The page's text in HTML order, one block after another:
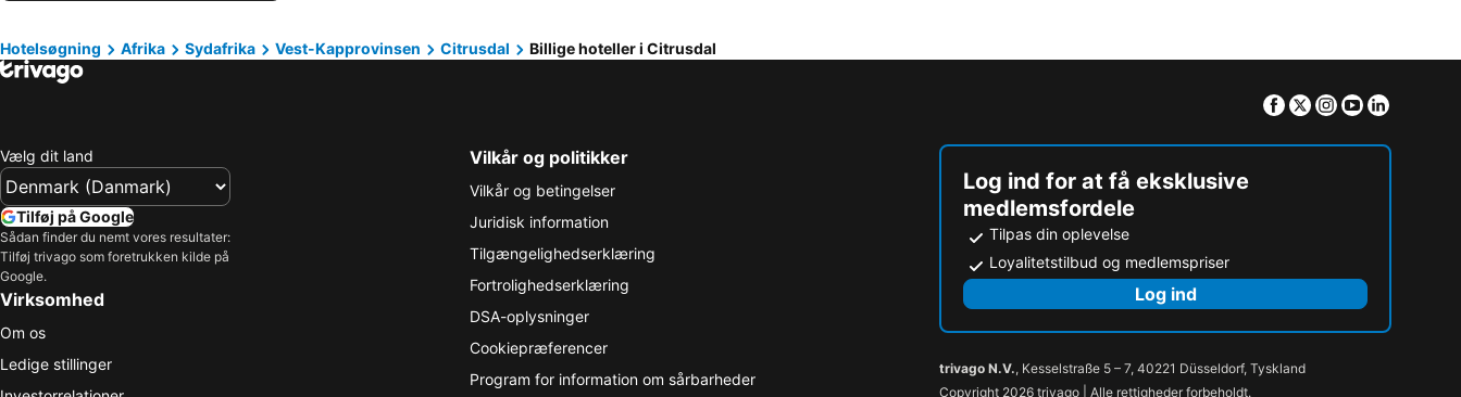
Hotelsøgning Afrika Sydafrika Vest-Kapprovinsen Citrusdal Billige hoteller i Citrusdal
Facebook
TwitterInstagram
Youtube
Vælg dit land
Tilføj på Google
Sådan finder du nemt vores resultater:
Tilføj trivago som foretrukken kilde på
Google.
Virksomhed
Om os
Ledige stillinger
Vilkår og politikker
Vilkår og betingelser
Juridisk information
Tilgængelighedserklæring
Fortrolighedserklæring
DSA-oplysninger
Cookiepræferencer
Program for information om sårbarheder
Log ind for at få eksklusive
medlemsfordele
Tilpas din oplevelse
Loyalitetstilbud og medlemspriser
Log ind
trivago N.V., Kesselstraße 5 – 7, 40221 Düsseldorf, Tyskland
Copyright 2026 trivago | Alle rettigheder forbeholdt.